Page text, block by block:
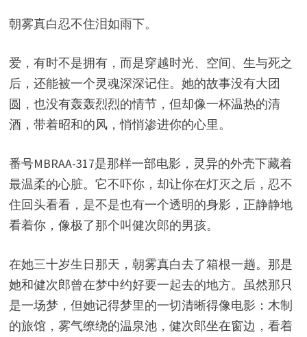
朝雾真白忍不住泪如雨下。
爱，有时不是拥有，而是穿越时光、空间、生与死之
后，还能被一个灵魂深深记住。她的故事没有大团
圆，也没有轰轰烈烈的情节，但却像一杯温热的清
酒，带着昭和的风，悄悄渗进你的心里。
番号MBRAA-317是那样一部电影，灵异的外壳下藏着
最温柔的心脏。它不吓你，却让你在灯灭之后，忍不
住回头看看，是不是也有一个透明的身影，正静静地
看着你，像极了那个叫健次郎的男孩。
在她三十岁生日那天，朝雾真白去了箱根一趟。那是
她和健次郎曾在梦中约好要一起去的地方。虽然那只
是一场梦，但她记得梦里的一切清晰得像电影：木制
的旅馆，雾气缭绕的温泉池，健次郎坐在窗边，看着